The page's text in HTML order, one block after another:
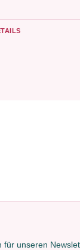
für unseren